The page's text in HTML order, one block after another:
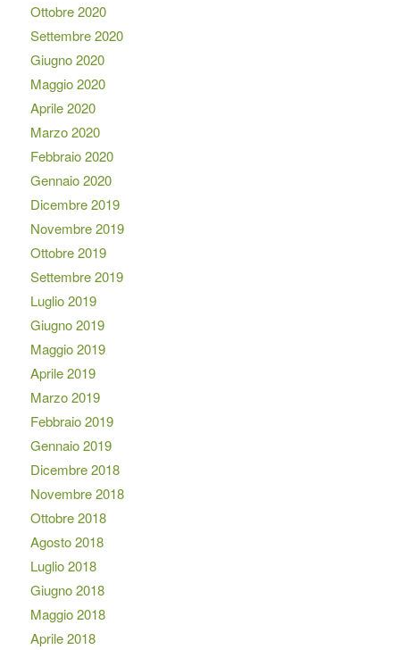
Ottobre 2020
Settembre 2020
Giugno 2020
Maggio 2020
Aprile 2020
Marzo 2020
Febbraio 2020
Gennaio 2020
Dicembre 2019
Novembre 2019
Ottobre 2019
Settembre 2019
Luglio 2019
Giugno 2019
Maggio 2019
Aprile 2019
Marzo 2019
Febbraio 2019
Gennaio 2019
Dicembre 2018
Novembre 2018
Ottobre 2018
Agosto 2018
Luglio 2018
Giugno 2018
Maggio 2018
Aprile 2018